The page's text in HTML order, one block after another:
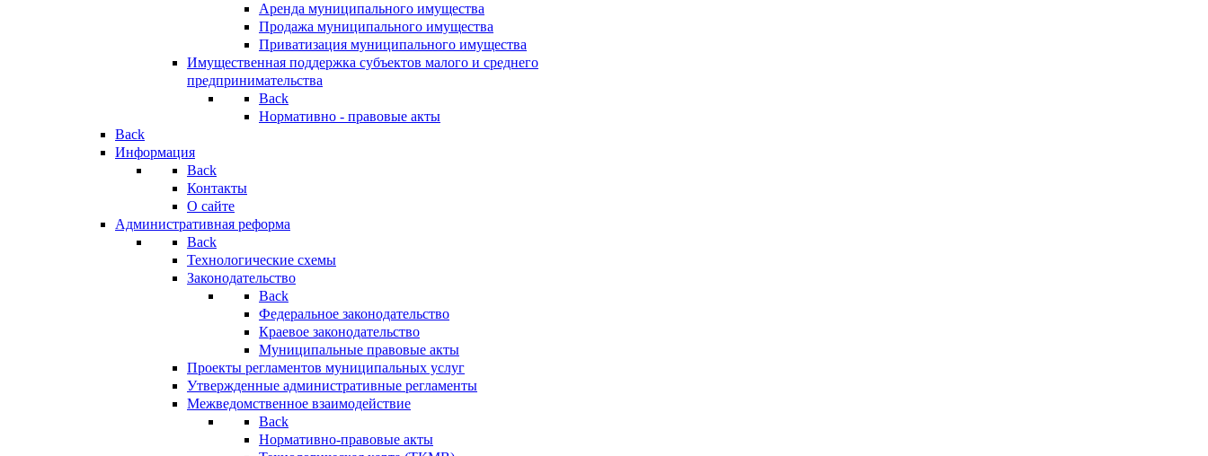
Аренда муниципального имущества
Продажа муниципального имущества
Приватизация муниципального имущества
Имущественная поддержка субъектов малого и среднего
предпринимательства
Back
Нормативно - правовые акты
Back
Информация
Back
Контакты
О сайте
Административная реформа
Back
Технологические схемы
Законодательство
Back
Федеральное законодательство
Краевое законодательство
Муниципальные правовые акты
Проекты регламентов муниципальных услуг
Утвержденные административные регламенты
Межведомственное взаимодействие
Back
Нормативно-правовые акты